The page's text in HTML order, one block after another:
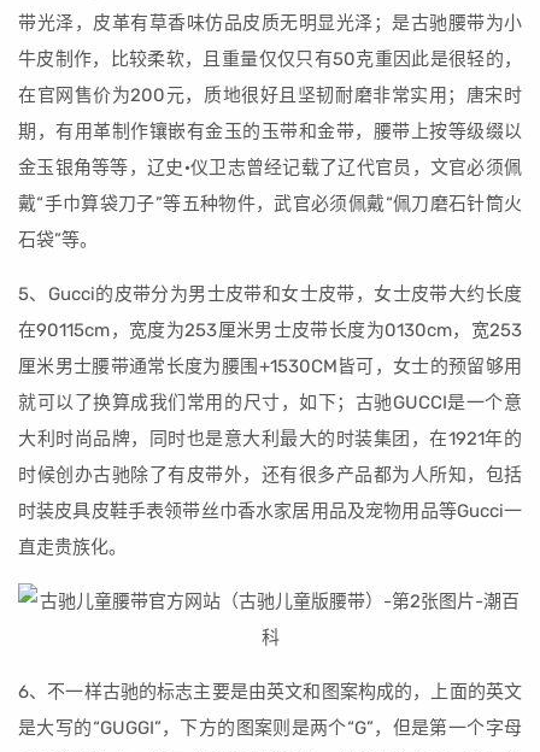
带光泽，皮革有草香味仿品皮质无明显光泽；是古驰腰带为小
牛皮制作，比较柔软，且重量仅仅只有50克重因此是很轻的，
在官网售价为200元，质地很好且坚韧耐磨非常实用；唐宋时
期，有用革制作镶嵌有金玉的玉带和金带，腰带上按等级缀以
金玉银角等等，辽史·仪卫志曾经记载了辽代官员，文官必须佩
戴“手巾算袋刀子”等五种物件，武官必须佩戴“佩刀磨石针筒火
石袋”等。
5、Gucci的皮带分为男士皮带和女士皮带，女士皮带大约长度
在90115cm，宽度为253厘米男士皮带长度为0130cm，宽253
厘米男士腰带通常长度为腰围+1530CM皆可，女士的预留够用
就可以了换算成我们常用的尺寸，如下；古驰GUCCI是一个意
大利时尚品牌，同时也是意大利最大的时装集团，在1921年的
时候创办古驰除了有皮带外，还有很多产品都为人所知，包括
时装皮具皮鞋手表领带丝巾香水家居用品及宠物用品等Gucci一
直走贵族化。
6、不一样古驰的标志主要是由英文和图案构成的，上面的英文
是大写的“GUGGI”，下方的图案则是两个“G”，但是第一个字母